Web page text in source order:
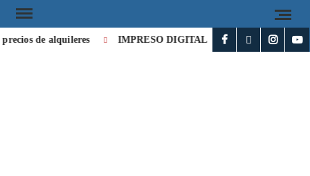
de alquileres IMPRESO DIGITAL 8896 IMPRESO